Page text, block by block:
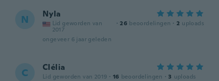
N Nyla
Lid geworden van
2017
· 26 beoordelingen · 2 uploads
ongeveer 6 jaar geleden
C Clélia
Lid geworden van 2019 · 16 beoordelingen · 3 uploads